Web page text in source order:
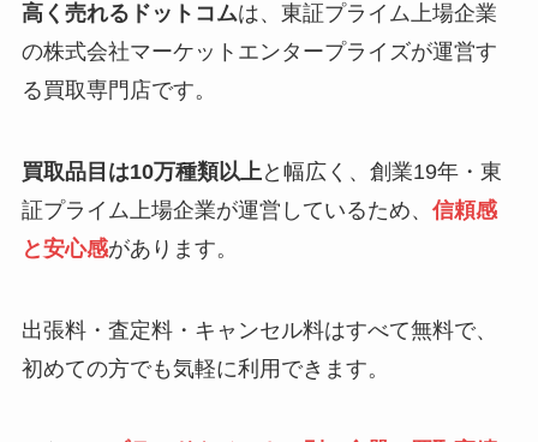
高く売れるドットコムは、東証プライム上場企業
の株式会社マーケットエンタープライズが運営す
る買取専門店です。
買取品目は10万種類以上 と幅広く、創業19年・東
証プライム上場企業が運営しているため、 信頼感
と安心感があります。
出張料・査定料・キャンセル料はすべて無料で、
初めての方でも気軽に利用できます。